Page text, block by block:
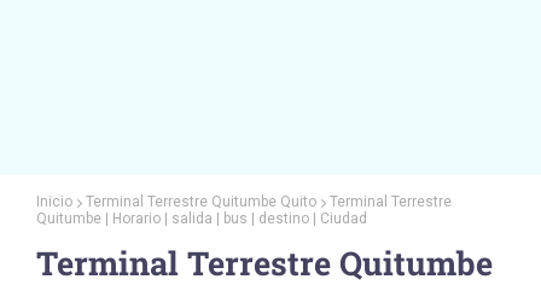
Inicio Terminal Terrestre Quitumbe Quito
Terminal Terrestre
Quitumbe | Horario | salida | bus | destino | Ciudad
Terminal Terrestre Quitumbe